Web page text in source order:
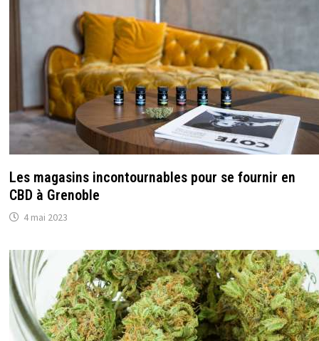
Les magasins incontournables pour se fournir en
CBD à Grenoble
4 mai 2023